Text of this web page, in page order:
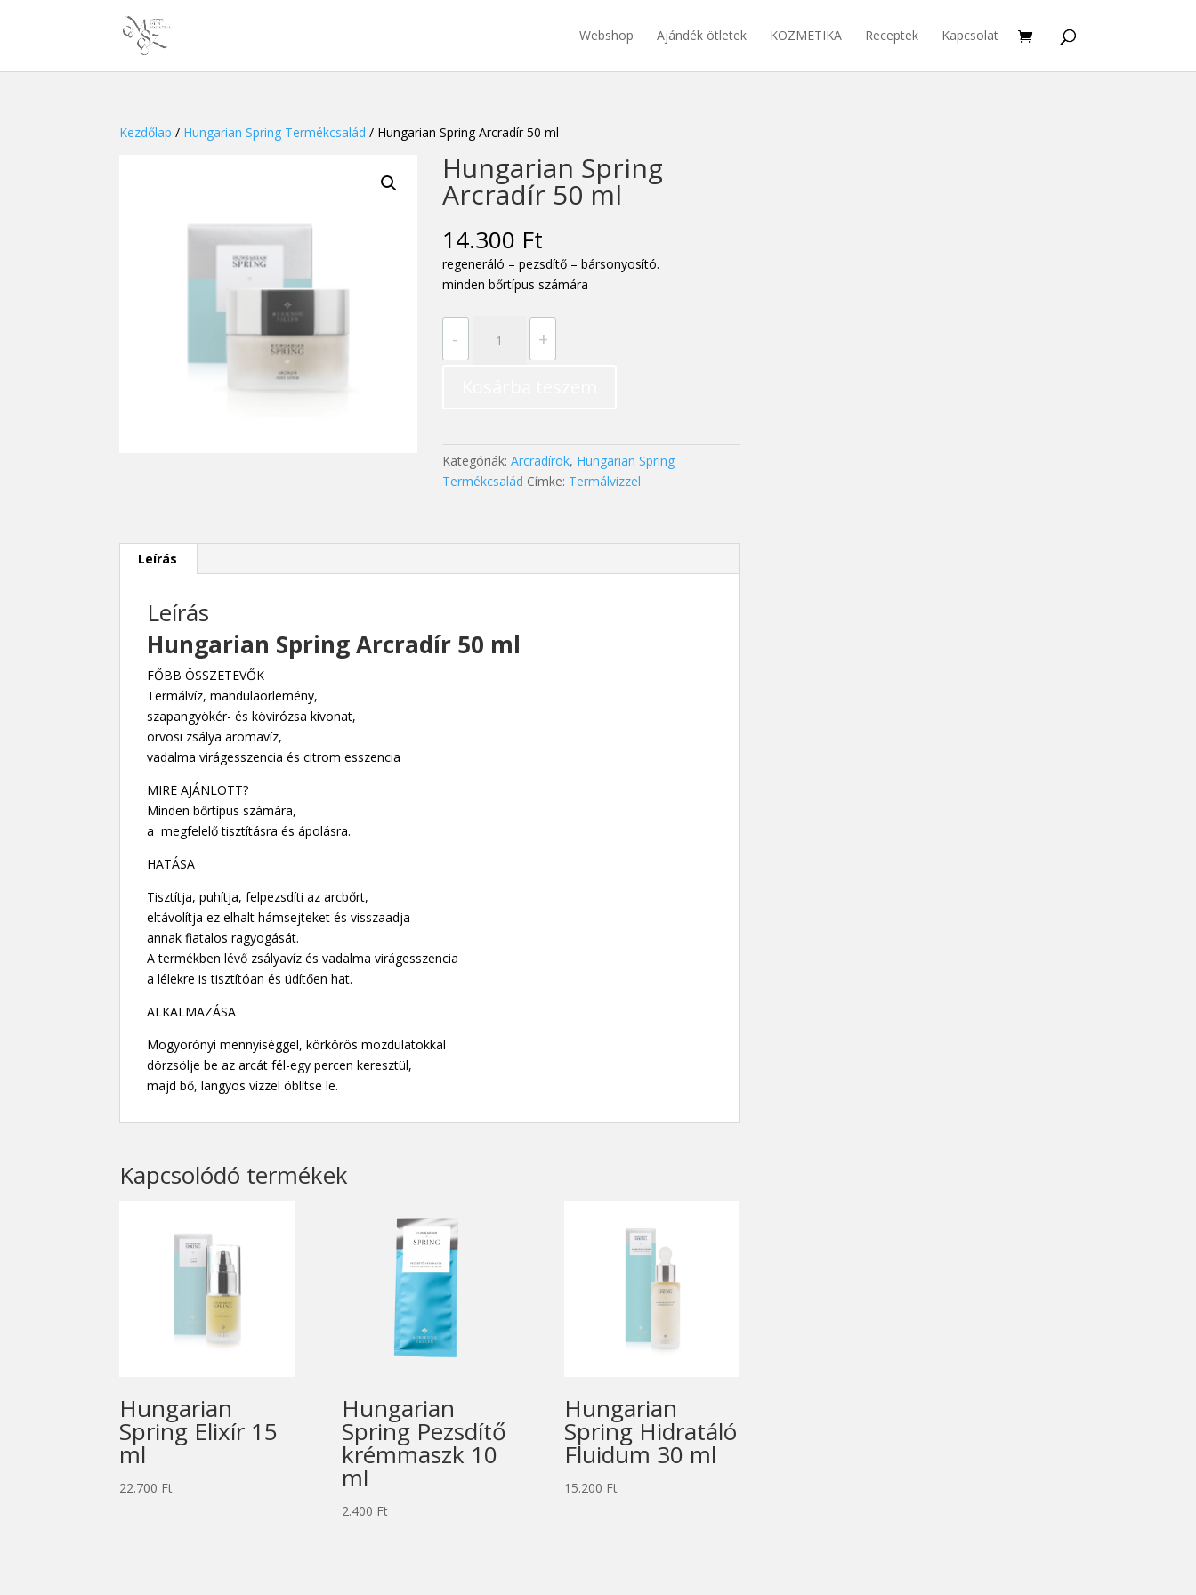
Webshop Ajándék ötletek KOZMETIKA Receptek Kapcsolat
Kezdőlap / Hungarian Spring Termékcsalád / Hungarian Spring Arcradír 50 ml
Hungarian Spring
Arcradír 50 ml
14.300 Ft
regeneráló – pezsdítő – bársonyosító.
minden bőrtípus számára
-
Spring
+
Kategóriák: Arcradírok, Hungarian Spring
Termékcsalád Címke: Termálvizzel
Leírás
Leírás
Hungarian Spring Arcradír 50 ml
FŐBB ÖSSZETEVŐK
Termálvíz, mandulaörlemény,
szapangyökér- és kövirózsa kivonat,
orvosi zsálya aromavíz,
vadalma virágesszencia és citrom esszencia
MIRE AJÁNLOTT?
Minden bőrtípus számára,
a megfelelő tisztításra és ápolásra.
HATÁSA
Tisztítja, puhítja, felpezsdíti az arcbőrt,
eltávolítja ez elhalt hámsejteket és visszaadja
annak fiatalos ragyogását.
A termékben lévő zsályavíz és vadalma virágesszencia
a lélekre is tisztítóan és üdítően hat.
ALKALMAZÁSA
Mogyorónyi mennyiséggel, körkörös mozdulatokkal
dörzsölje be az arcát fél-egy percen keresztül,
majd bő, langyos vízzel öblítse le.
Kapcsolódó termékek
Hungarian
Spring Elixír 15
ml
22.700 Ft
Hungarian
Spring Pezsdítő
krémmaszk 10
ml
2.400 Ft
Hungarian
Spring Hidratáló
Fluidum 30 ml
15.200 Ft